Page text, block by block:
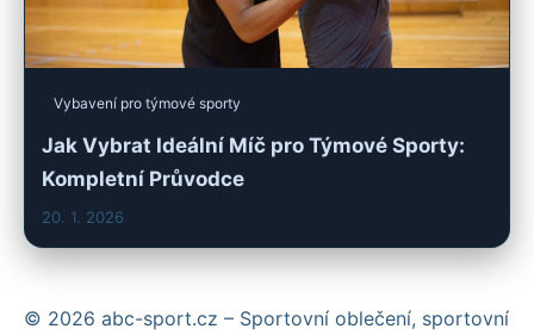
Vybavení pro týmové sporty
Jak Vybrat Ideální Míč pro Týmové Sporty:
Kompletní Průvodce
20. 1. 2026
© 2026 abc-sport.cz – Sportovní oblečení, sportovní